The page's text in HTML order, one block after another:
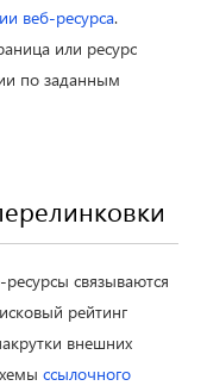
веб-ресурса.
или ресурс
по заданным
связываются
рейтинг
внешних
ссылочного